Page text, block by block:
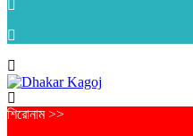
শিরোনাম >>